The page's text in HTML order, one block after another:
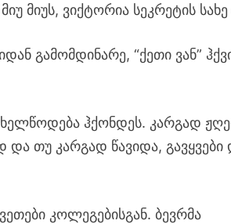
მიუს, ვიქტორია სეკრეტის სახე
გამომდინარე, “ქეთი ვან”
ჰქონდეს. კარგად
თუ კარგად წავიდა, გავყვები
კოლეგებისგან. ბევრმა